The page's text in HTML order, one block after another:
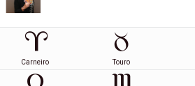
Carneiro Touro